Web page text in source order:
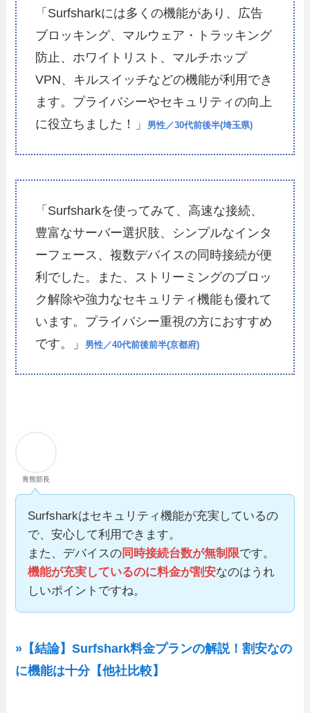
「Surfsharkには多くの機能があり、広告
ブロッキング、マルウェア・トラッキング
防止、ホワイトリスト、マルチホップ
VPN、キルスイッチなどの機能が利用でき
ます。プライバシーやセキュリティの向上
に役立ちました！」
男性／30代前後半(埼玉県)
「Surfsharkを使ってみて、高速な接続、
豊富なサーバー選択肢、シンプルなインタ
ーフェース、複数デバイスの同時接続が便
利でした。また、ストリーミングのブロッ
ク解除や強力なセキュリティ機能も優れて
います。プライバシー重視の方におすすめ
です。」
男性／40代前後前半(京都府)
青熊部長
Surfsharkはセキュリティ機能が充実しているの
で、安心して利用できます。
また、デバイスの同時接続台数が無制限です。
機能が充実しているのに料金が割安なのはうれ
しいポイントですね。
»【結論】Surfshark料金プランの解説！割安なの
に機能は十分【他社比較】